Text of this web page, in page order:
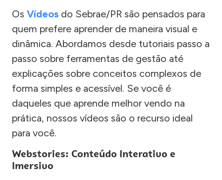
Os Vídeos do Sebrae/PR são pensados para
quem prefere aprender de maneira visual e
dinâmica. Abordamos desde tutoriais passo a
passo sobre ferramentas de gestão até
explicações sobre conceitos complexos de
forma simples e acessível. Se você é
daqueles que aprende melhor vendo na
prática, nossos vídeos são o recurso ideal
para você.
Webstories: Conteúdo Interativo e
Imersivo